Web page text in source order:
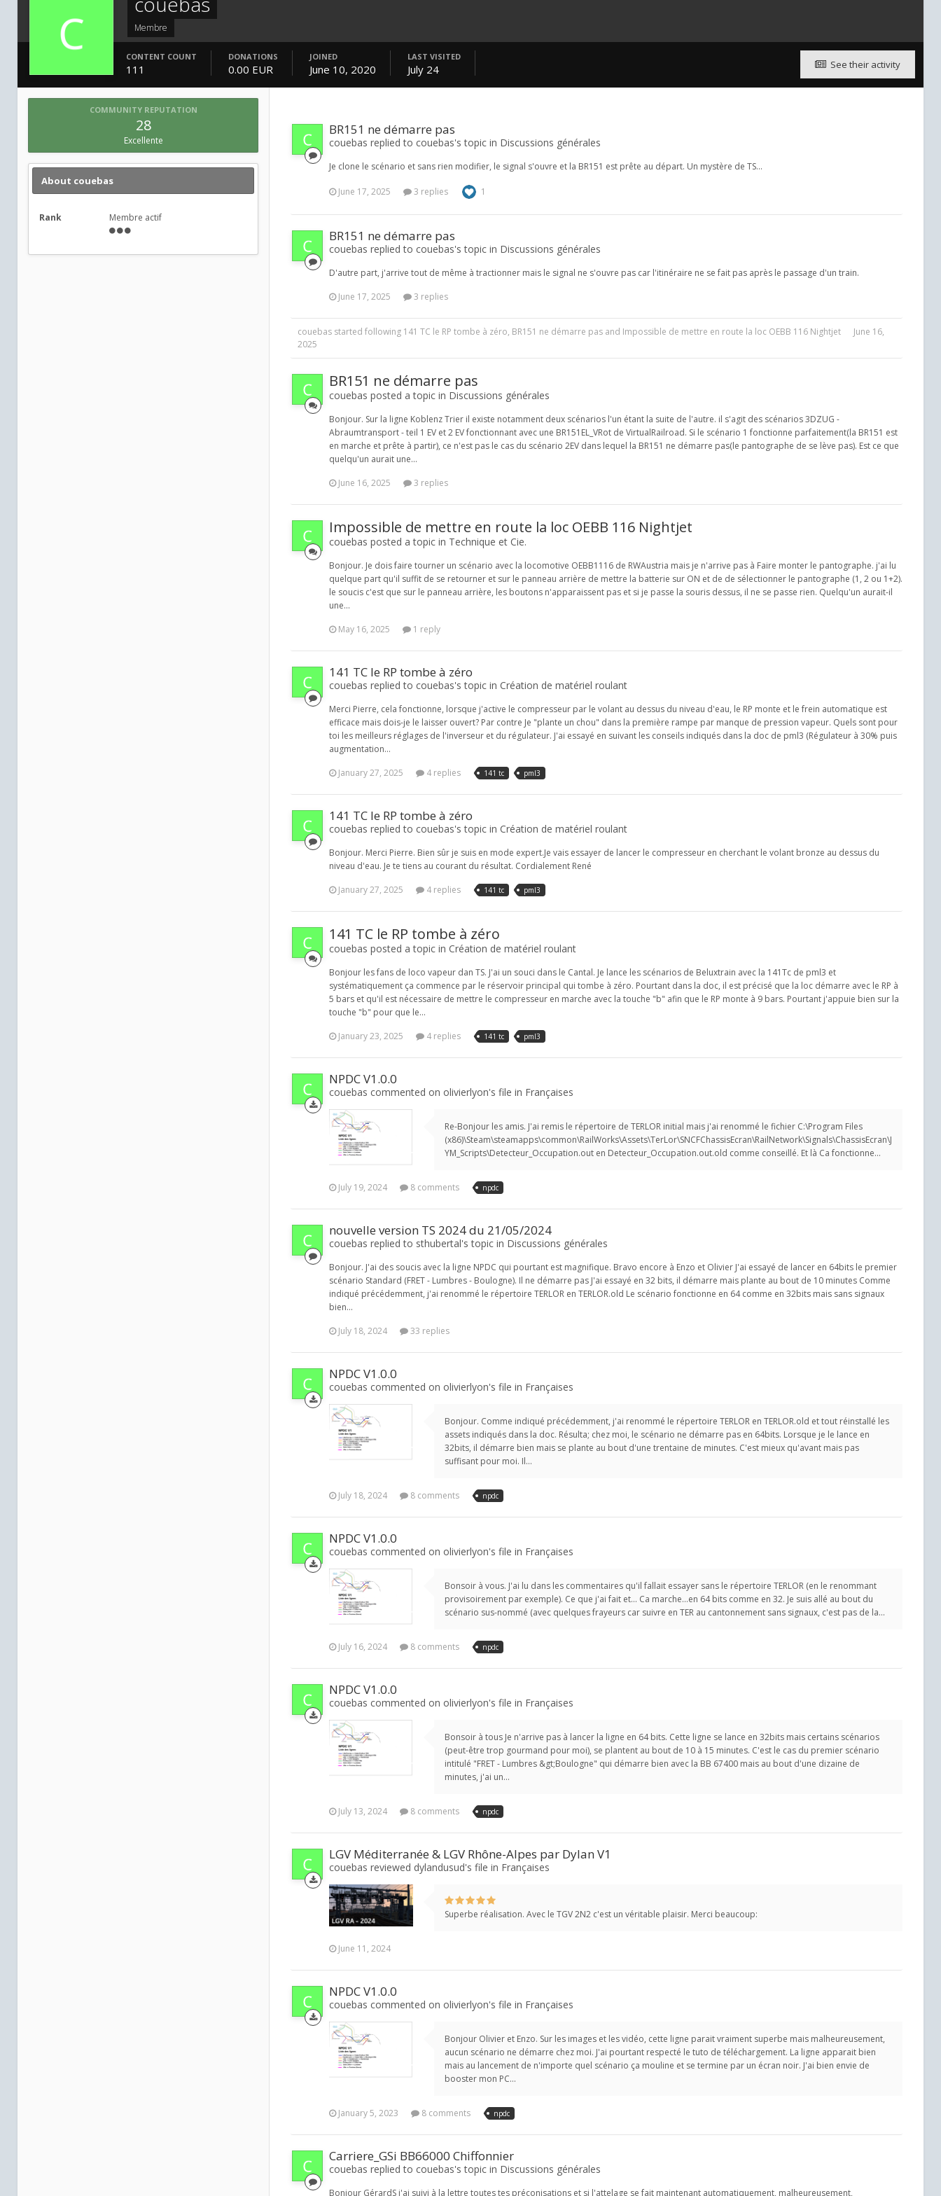
Membre
See their activity
CONTENT COUNT
111
DONATIONS
0.00 EUR
JOINED
June 10, 2020
LAST VISITED
July 24
COMMUNITY REPUTATION
28
Excellente
About couebas
Rank Membre actif
BR151 ne démarre pas
couebas replied to couebas's topic in Discussions générales
Je clone le scénario et sans rien modifier, le signal s'ouvre et la BR151 est prête au départ. Un mystère de TS...
June 17, 2025 3 replies 1
BR151 ne démarre pas
couebas replied to couebas's topic in Discussions générales
D'autre part, j'arrive tout de même à tractionner mais le signal ne s'ouvre pas car l'itinéraire ne se fait pas après le passage d'un train.
June 17, 2025
3 replies
couebas started following 141 TC le RP tombe à zéro, BR151 ne démarre pas and Impossible de mettre en route la loc OEBB 116 Nightjet
June 16,
2025
BR151 ne démarre pas
couebas posted a topic in Discussions générales
Bonjour. Sur la ligne Koblenz Trier il existe notamment deux scénarios l'un étant la suite de l'autre. il s'agit des scénarios 3DZUG -
Abraumtransport - teil 1 EV et 2 EV fonctionnant avec une BR151EL_VRot de VirtualRailroad. Si le scénario 1 fonctionne parfaitement(la BR151 est
en marche et prête à partir), ce n'est pas le cas du scénario 2EV dans lequel la BR151 ne démarre pas(le pantographe de se lève pas). Est ce que
quelqu'un aurait une...
June 16, 2025
3 replies
Impossible de mettre en route la loc OEBB 116 Nightjet
couebas posted a topic in Technique et Cie.
Bonjour. Je dois faire tourner un scénario avec la locomotive OEBB1116 de RWAustria mais je n'arrive pas à Faire monter le pantographe. j'ai lu
quelque part qu'il suffit de se retourner et sur le panneau arrière de mettre la batterie sur ON et de de sélectionner le pantographe (1, 2 ou 1+2).
le soucis c'est que sur le panneau arrière, les boutons n'apparaissent pas et si je passe la souris dessus, il ne se passe rien. Quelqu'un aurait-il
une...
May 16, 2025
1 reply
141 TC le RP tombe à zéro
couebas replied to couebas's topic in Création de matériel roulant
Merci Pierre, cela fonctionne, lorsque j'active le compresseur par le volant au dessus du niveau d'eau, le RP monte et le frein automatique est
efficace mais dois-je le laisser ouvert? Par contre Je "plante un chou" dans la première rampe par manque de pression vapeur. Quels sont pour
toi les meilleurs réglages de l'inverseur et du régulateur. J'ai essayé en suivant les conseils indiqués dans la doc de pml3 (Régulateur à 30% puis
augmentation...
January 27, 2025
4 replies 141 tc pml3
141 TC le RP tombe à zéro
couebas replied to couebas's topic in Création de matériel roulant
Bonjour. Merci Pierre. Bien sûr je suis en mode expert.Je vais essayer de lancer le compresseur en cherchant le volant bronze au dessus du
niveau d'eau. Je te tiens au courant du résultat. Cordialement René
January 27, 2025
4 replies 141 tc pml3
141 TC le RP tombe à zéro
couebas posted a topic in Création de matériel roulant
Bonjour les fans de loco vapeur dan TS. J'ai un souci dans le Cantal. Je lance les scénarios de Beluxtrain avec la 141Tc de pml3 et
systématiquement ça commence par le réservoir principal qui tombe à zéro. Pourtant dans la doc, il est précisé que la loc démarre avec le RP à
5 bars et qu'il est nécessaire de mettre le compresseur en marche avec la touche "b" afin que le RP monte à 9 bars. Pourtant j'appuie bien sur la
touche "b" pour que le...
January 23, 2025
4 replies 141 tc pml3
NPDC V1.0.0
couebas commented on olivierlyon's file in Françaises
Re-Bonjour les amis. J'ai remis le répertoire de TERLOR initial mais j'ai renommé le fichier C:\Program Files
(x86)\Steam\steamapps\common\RailWorks\Assets\TerLor\SNCFChassisEcran\RailNetwork\Signals\ChassisEcran\J
YM_Scripts\Detecteur_Occupation.out en Detecteur_Occupation.out.old comme conseillé. Et là Ca fonctionne...
July 19, 2024 8 comments npdc
nouvelle version TS 2024 du 21/05/2024
couebas replied to sthubertal's topic in Discussions générales
Bonjour. J'ai des soucis avec la ligne NPDC qui pourtant est magnifique. Bravo encore à Enzo et Olivier J'ai essayé de lancer en 64bits le premier
scénario Standard (FRET - Lumbres - Boulogne). Il ne démarre pas J'ai essayé en 32 bits, il démarre mais plante au bout de 10 minutes Comme
indiqué précédemment, j'ai renommé le répertoire TERLOR en TERLOR.old Le scénario fonctionne en 64 comme en 32bits mais sans signaux
bien...
July 18, 2024
33 replies
NPDC V1.0.0
couebas commented on olivierlyon's file in Françaises
Bonjour. Comme indiqué précédemment, j'ai renommé le répertoire TERLOR en TERLOR.old et tout réinstallé les
assets indiqués dans la doc. Résulta; chez moi, le scénario ne démarre pas en 64bits. Lorsque je le lance en
32bits, il démarre bien mais se plante au bout d'une trentaine de minutes. C'est mieux qu'avant mais pas
suffisant pour moi. Il...
July 18, 2024 8 comments npdc
NPDC V1.0.0
couebas commented on olivierlyon's file in Françaises
Bonsoir à vous. J'ai lu dans les commentaires qu'il fallait essayer sans le répertoire TERLOR (en le renommant
provisoirement par exemple). Ce que j'ai fait et... Ca marche...en 64 bits comme en 32. Je suis allé au bout du
scénario sus-nommé (avec quelques frayeurs car suivre en TER au cantonnement sans signaux, c'est pas de la...
July 16, 2024 8 comments npdc
NPDC V1.0.0
couebas commented on olivierlyon's file in Françaises
Bonsoir à tous Je n'arrive pas à lancer la ligne en 64 bits. Cette ligne se lance en 32bits mais certains scénarios
(peut-être trop gourmand pour moi), se plantent au bout de 10 à 15 minutes. C'est le cas du premier scénario
intitulé "FRET - Lumbres &gt;Boulogne" qui démarre bien avec la BB 67400 mais au bout d'une dizaine de
minutes, j'ai un...
July 13, 2024 8 comments npdc
LGV Méditerranée & LGV Rhône-Alpes par Dylan V1
couebas reviewed dylandusud's file in Françaises
Superbe réalisation. Avec le TGV 2N2 c'est un véritable plaisir. Merci beaucoup:
June 11, 2024
NPDC V1.0.0
couebas commented on olivierlyon's file in Françaises
Bonjour Olivier et Enzo. Sur les images et les vidéo, cette ligne parait vraiment superbe mais malheureusement,
aucun scénario ne démarre chez moi. J'ai pourtant respecté le tuto de téléchargement. La ligne apparait bien
mais au lancement de n'importe quel scénario ça mouline et se termine par un écran noir. J'ai bien envie de
booster mon PC...
January 5, 2023 8 comments npdc
Carriere_GSi BB66000 Chiffonnier
couebas replied to couebas's topic in Discussions générales
Bonjour GérardS j'ai suivi à la lettre toutes tes préconisations et si l'attelage se fait maintenant automatiquement, malheureusement,